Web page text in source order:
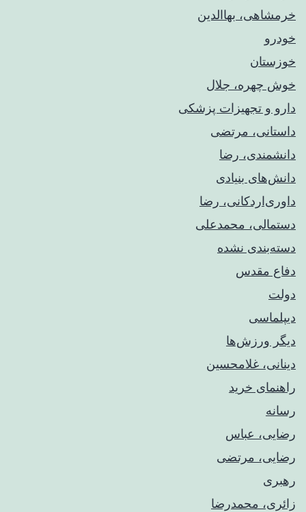
خرمشاهی، بهاالدین
خودرو
خوزستان
خوش چهره، جلال
دارو و تجهیزات پزشکی
داستانی، مرتضی
دانشمندی، رضا
دانش‌های بنیادی
داوری‌اردکانی، رضا
دستمالی، محمدعلی
دسته‌بندی نشده
دفاع مقدس
دولت
دیپلماسی
دیگر ورزش‌ها
دینانی، غلامحسین
راهنمای خريد
رسانه
رضایی، عباس
رضایی، مرتضی
رهبری
زائری، محمدرضا